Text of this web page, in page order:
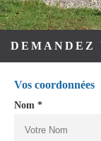
DEMANDEZ
Vos coordonnées
Nom *